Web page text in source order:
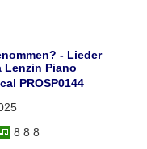
- Lieder
Lenzin Piano
PROSP0144
8 8 8